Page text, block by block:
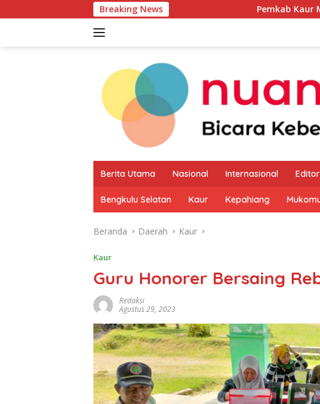
ke
Breaking News Pemkab Kaur Mulai Petakan
Berita Utama Nasional Internasional
Bengkulu Selatan Kaur Kepahiang
Beranda Daerah Kaur
Kaur
Guru Honorer Bersaing
Redaksi
Agustus 29, 2023